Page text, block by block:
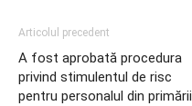
Articolul precedent
A fost aprobată procedura
privind stimulentul de risc
pentru personalul din primării